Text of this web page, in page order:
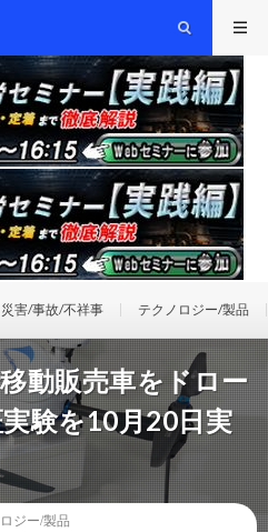
災害/事故/不祥事 テクノロジー/製品
動販売車をドロー
験を10月20日実
ジー/製品